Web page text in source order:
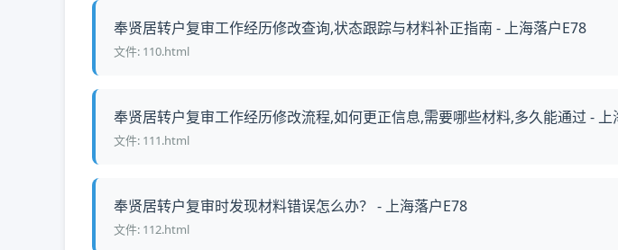
奉贤居转户复审工作经历修改查询,状态跟踪与材料补正指南 - 上海落户E78
文件: 110.html
奉贤居转户复审工作经历修改流程,如何更正信息,需要哪些材料,多久能通过 - 上
文件: 111.html
奉贤居转户复审时发现材料错误怎么办？ - 上海落户E78
文件: 112.html